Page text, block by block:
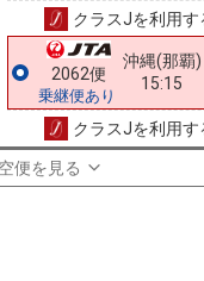
クラスJを利用す
2062便
乗継便あり
沖縄(那覇)
15:15
クラスJを利用す
便を見る